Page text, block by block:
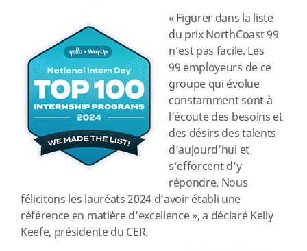
« Figurer dans la liste
du prix NorthCoast 99
n’est pas facile. Les
99 employeurs de ce
groupe qui évolue
constamment sont à
l’écoute des besoins et
des désirs des talents
d’aujourd’hui et
s’efforcent d’y
répondre. Nous
félicitons les lauréats 2024 d’avoir établi une
référence en matière d’excellence », a déclaré Kelly
Keefe, présidente du CER.